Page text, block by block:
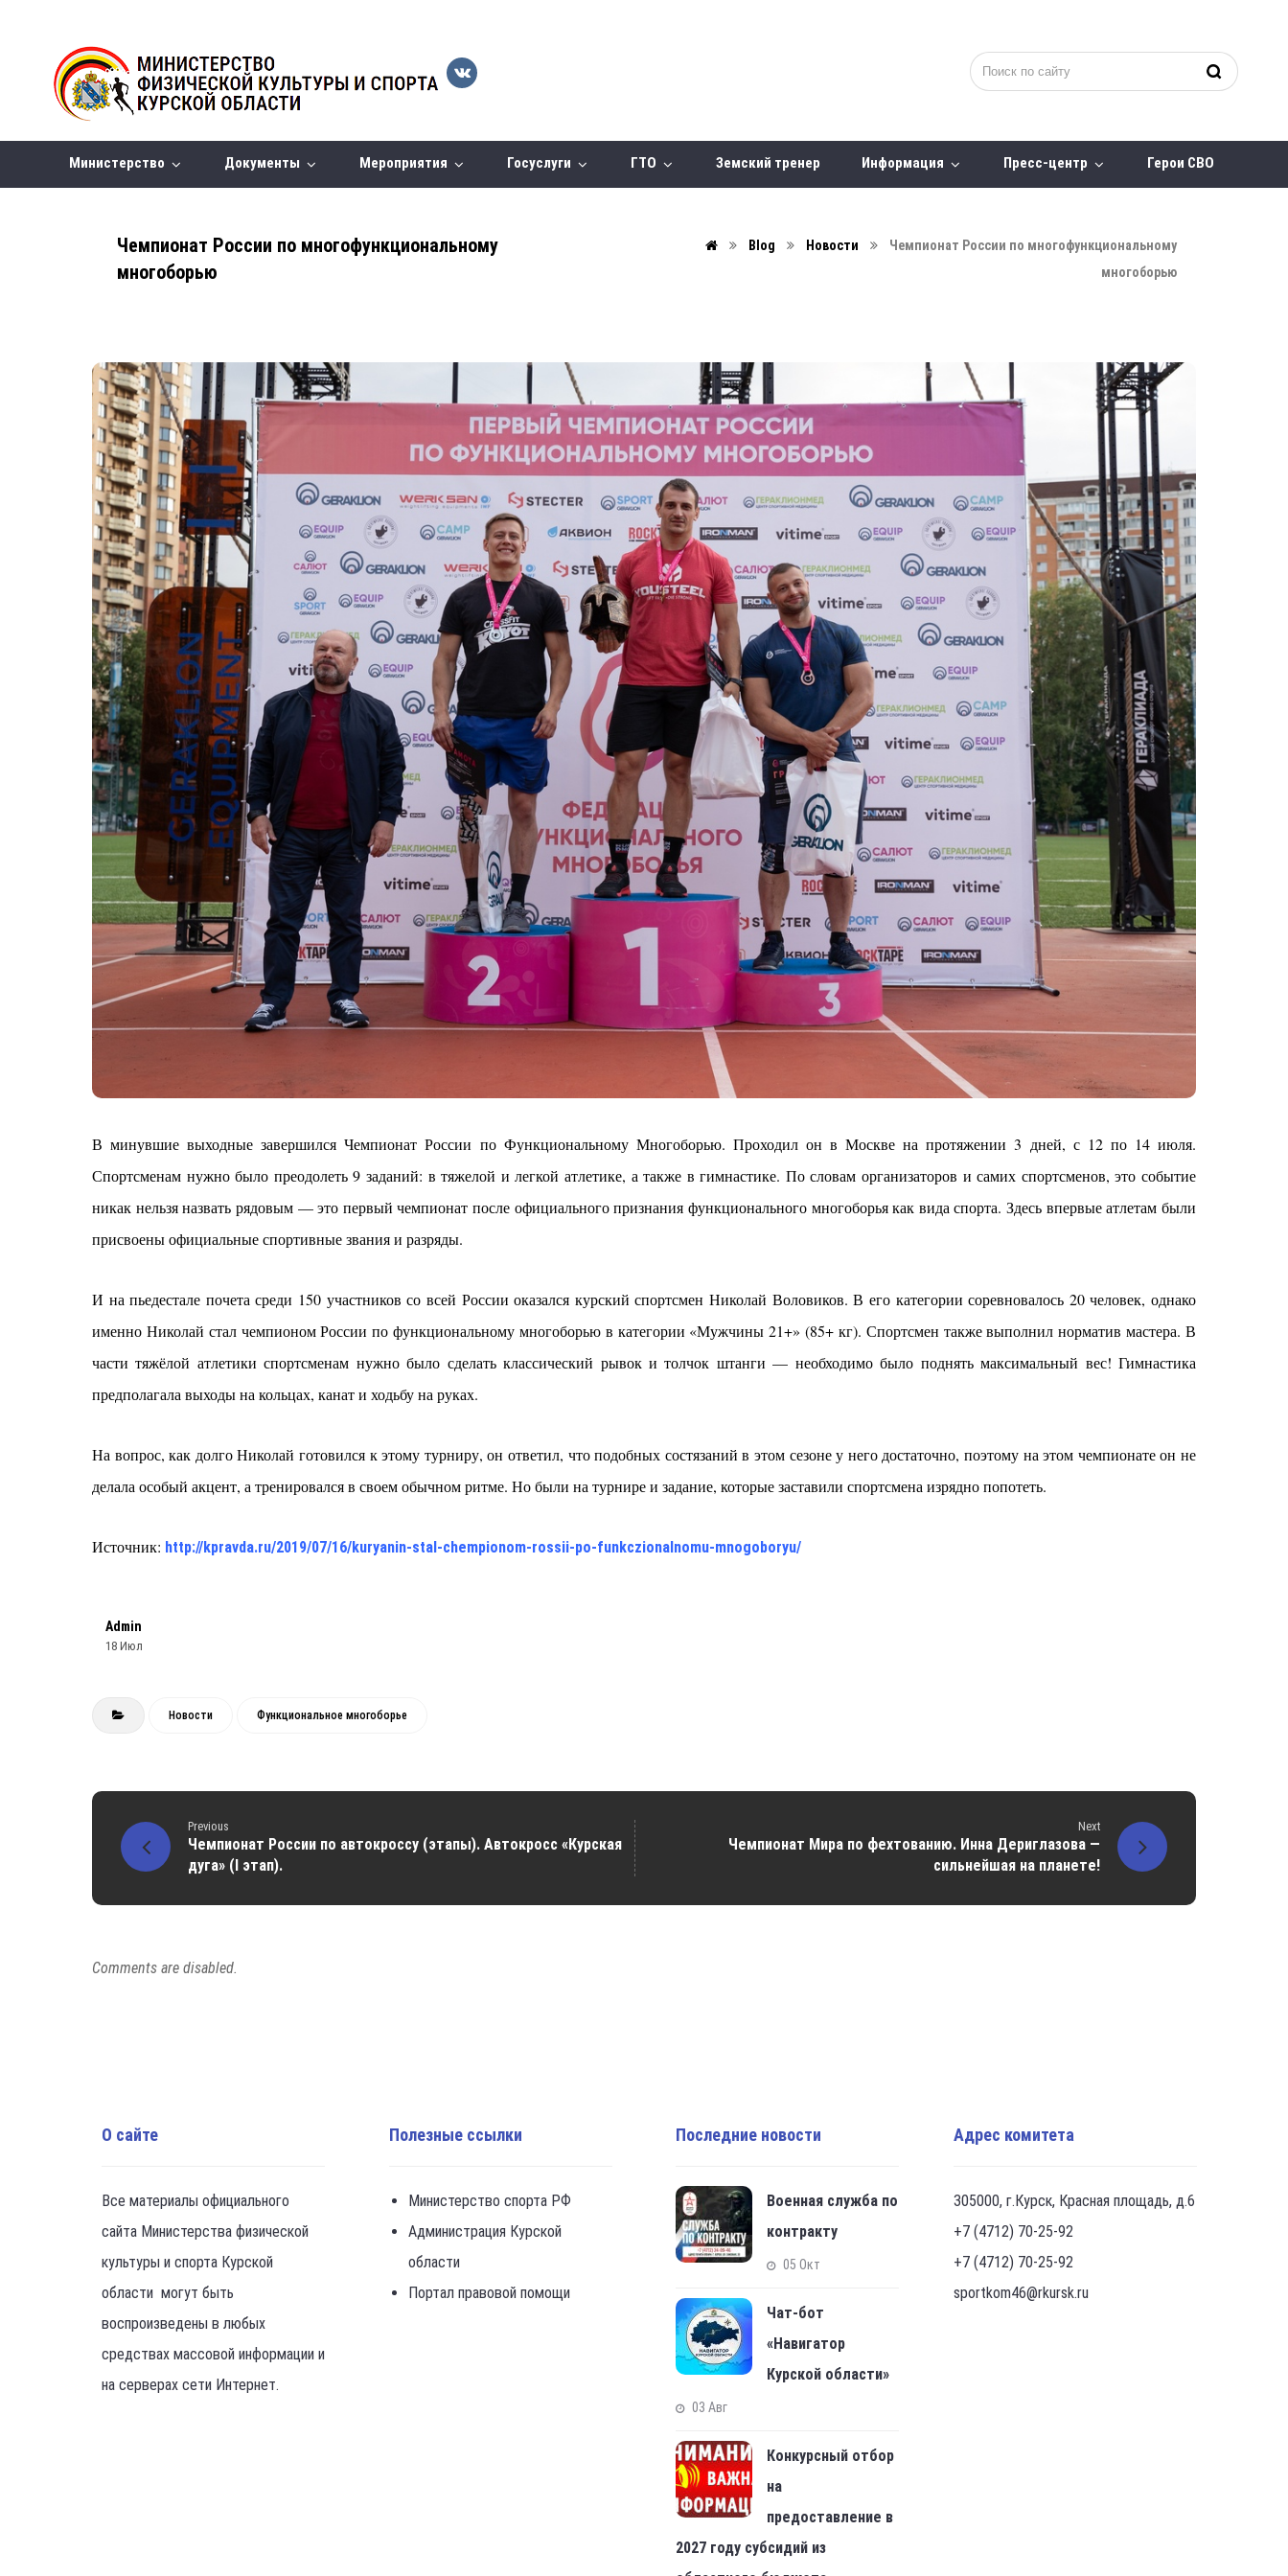
Министерство Документы Мероприятия Госуслуги ГТО Земский тренер Информация Пресс-центр Герои СВО
Чемпионат России по многофункциональному
многоборью
Blog Новости
Чемпионат России по многофункциональному
многоборью
В минувшие выходные завершился Чемпионат России по Функциональному Многоборью. Проходил он в Москве на протяжении 3 дней, с 12 по 14 июля.
Спортсменам нужно было преодолеть 9 заданий: в тяжелой и легкой атлетике, а также в гимнастике. По словам организаторов и самих спортсменов, это событие
никак нельзя назвать рядовым — это первый чемпионат после официального признания функционального многоборья как вида спорта. Здесь впервые атлетам были
присвоены официальные спортивные звания и разряды.
И на пьедестале почета среди 150 участников со всей России оказался курский спортсмен Николай Воловиков. В его категории соревновалось 20 человек, однако
именно Николай стал чемпионом России по функциональному многоборью в категории «Мужчины 21+» (85+ кг). Спортсмен также выполнил норматив мастера. В
части тяжёлой атлетики спортсменам нужно было сделать классический рывок и толчок штанги — необходимо было поднять максимальный вес! Гимнастика
предполагала выходы на кольцах, канат и ходьбу на руках.
На вопрос, как долго Николай готовился к этому турниру, он ответил, что подобных состязаний в этом сезоне у него достаточно, поэтому на этом чемпионате он не
делала особый акцент, а тренировался в своем обычном ритме. Но были на турнире и задание, которые заставили спортсмена изрядно попотеть.
Источник: http://kpravda.ru/2019/07/16/kuryanin-stal-chempionom-rossii-po-funkczionalnomu-mnogoboryu/
Admin
18 Июл
Новости Функциональное многоборье
Previous
Чемпионат России по автокроссу (этапы). Автокросс «Курская
дуга» (I этап).
Next
Чемпионат Мира по фехтованию. Инна Дериглазова —
сильнейшая на планете!
Comments are disabled.
О сайте
Все материалы официального
сайта Министерства физической
культуры и спорта Курской
области могут быть
воспроизведены в любых
средствах массовой информации и
на серверах сети Интернет.
Полезные ссылки
Министерство спорта РФ
Администрация Курской
области
Портал правовой помощи
Последние новости
Военная служба по
контракту
05 Окт
Чат-бот
«Навигатор
Курской области»
03 Авг
Конкурсный отбор
на
предоставление в
2027 году субсидий из
Адрес комитета
305000, г.Курск, Красная площадь, д.6
+7 (4712) 70-25-92
+7 (4712) 70-25-92
sportkom46@rkursk.ru